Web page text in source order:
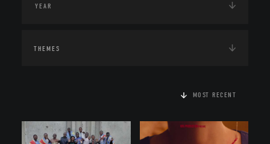
THEMES
MOST RECENT